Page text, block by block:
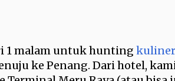
1 malam untuk hunting
ke Penang. Dari hotel,